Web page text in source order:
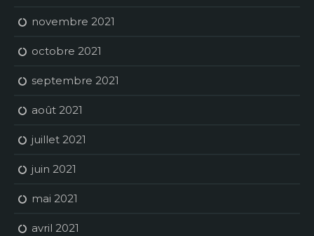
novembre 2021
octobre 2021
septembre 2021
août 2021
juillet 2021
juin 2021
mai 2021
avril 2021